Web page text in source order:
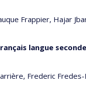
Frappier, Hajar
langue seconde
Frederic